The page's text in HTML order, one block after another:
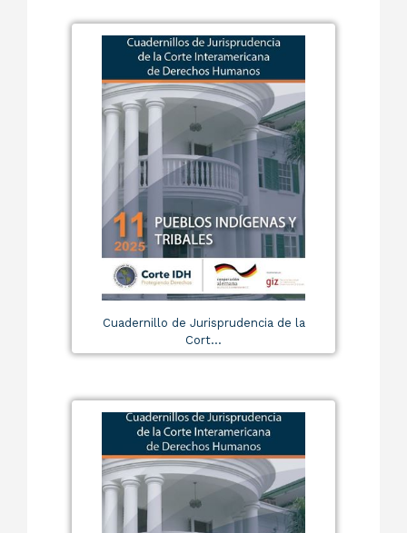
Cuadernillo de Jurisprudencia de la
Cort...